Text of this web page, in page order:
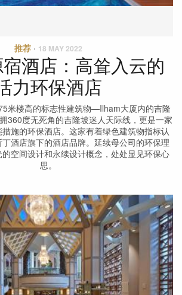
推荐 · 18 MAY 2022
酒店：高耸入云的
力环保酒店
米楼高的标志性建筑物—Ilham大厦内的吉隆
360度无死角的吉隆坡迷人天际线，更是一家
施的环保酒店。这家有着绿色建筑物指标认
酒店旗下的酒店品牌。延续母公司的环保理
空间设计和永续设计概念，处处显见环保心
思。